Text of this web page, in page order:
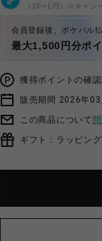
（1P=1円）※キャン
会員登録後、ポケパル
最大1,500円分ポ
獲得ポイントの確
販売期間 2026年
この商品について
ギフト：ラッピン